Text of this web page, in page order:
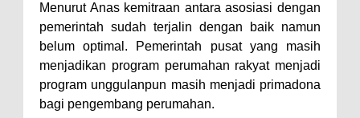
Pangkat 42 Personel
Bakti Sosial Bhayangkara Ke-80,
Satsamapta Polres Bima Bantu
Warga Dena Hadapi Krisis Air
Bersih
Menurut Anas kemitraan antara asosiasi dengan
pemerintah sudah terjalin dengan baik namun
belum optimal. Pemerintah pusat yang masih
menjadikan program perumahan rakyat menjadi
program unggulanpun masih menjadi primadona
bagi pengembang perumahan.